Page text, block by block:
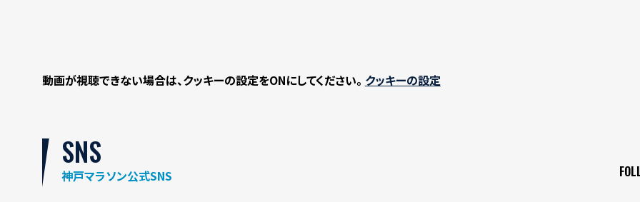
動画が視聴できない場合は、クッキーの設定をONにしてください。 クッキーの設定
SNS
神戸マラソン公式SNS